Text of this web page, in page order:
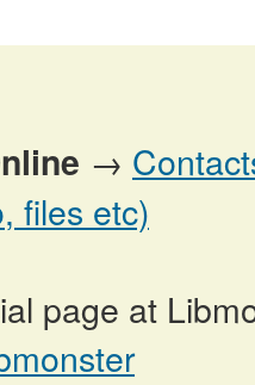
→
files etc)
page at